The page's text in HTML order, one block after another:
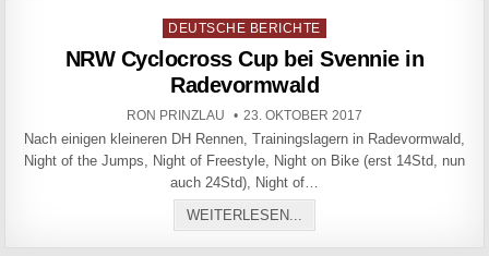
Posted in
DEUTSCHE BERICHTE
NRW Cyclocross Cup bei Svennie in
Radevormwald
AUTHOR:
RON PRINZLAU PUBLISHED DATE:
23. OKTOBER 2017
Nach einigen kleineren DH Rennen, Trainingslagern in Radevormwald,
Night of the Jumps, Night of Freestyle, Night on Bike (erst 14Std, nun
auch 24Std), Night of…
WEITERLESEN...